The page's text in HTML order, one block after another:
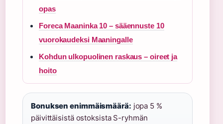
opas
Foreca Maaninka 10 – sääennuste 10
vuorokaudeksi Maaningalle
Kohdun ulkopuolinen raskaus – oireet ja
hoito
Bonuksen enimmäismäärä: jopa 5 %
päivittäisistä ostoksista S-ryhmän